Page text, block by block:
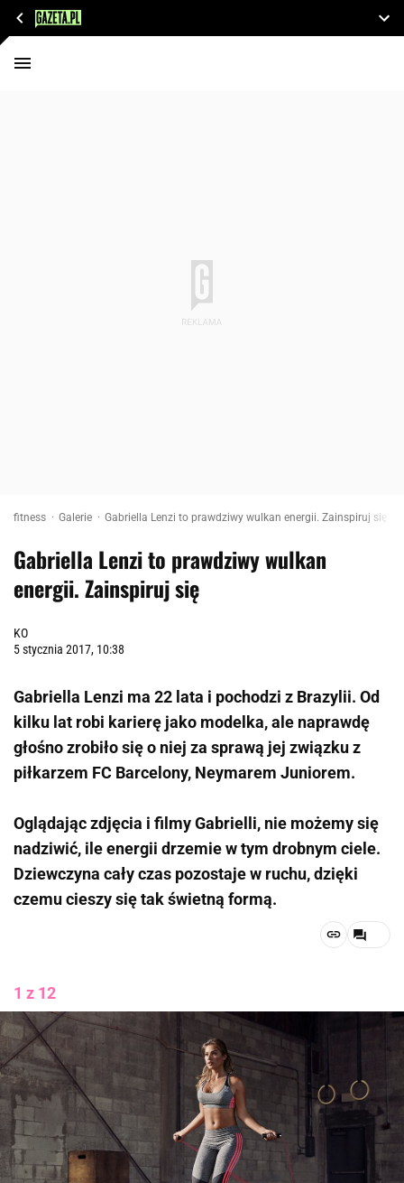
fitness Galerie Gabriella Lenzi to prawdziwy wulkan energii. Zainspiruj się
Gabriella Lenzi to prawdziwy wulkan
energii. Zainspiruj się
KO
5 stycznia 2017, 10:38
Gabriella Lenzi ma 22 lata i pochodzi z Brazylii. Od
kilku lat robi karierę jako modelka, ale naprawdę
głośno zrobiło się o niej za sprawą jej związku z
piłkarzem FC Barcelony, Neymarem Juniorem.
Oglądając zdjęcia i filmy Gabrielli, nie możemy się
nadziwić, ile energii drzemie w tym drobnym ciele.
Dziewczyna cały czas pozostaje w ruchu, dzięki
czemu cieszy się tak świetną formą.
1 z 12